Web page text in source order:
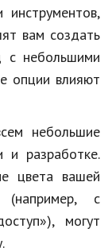
инструментов,
вам создать
с небольшими
опции влияют
небольшие
и разработке.
цвета вашей
с
могут